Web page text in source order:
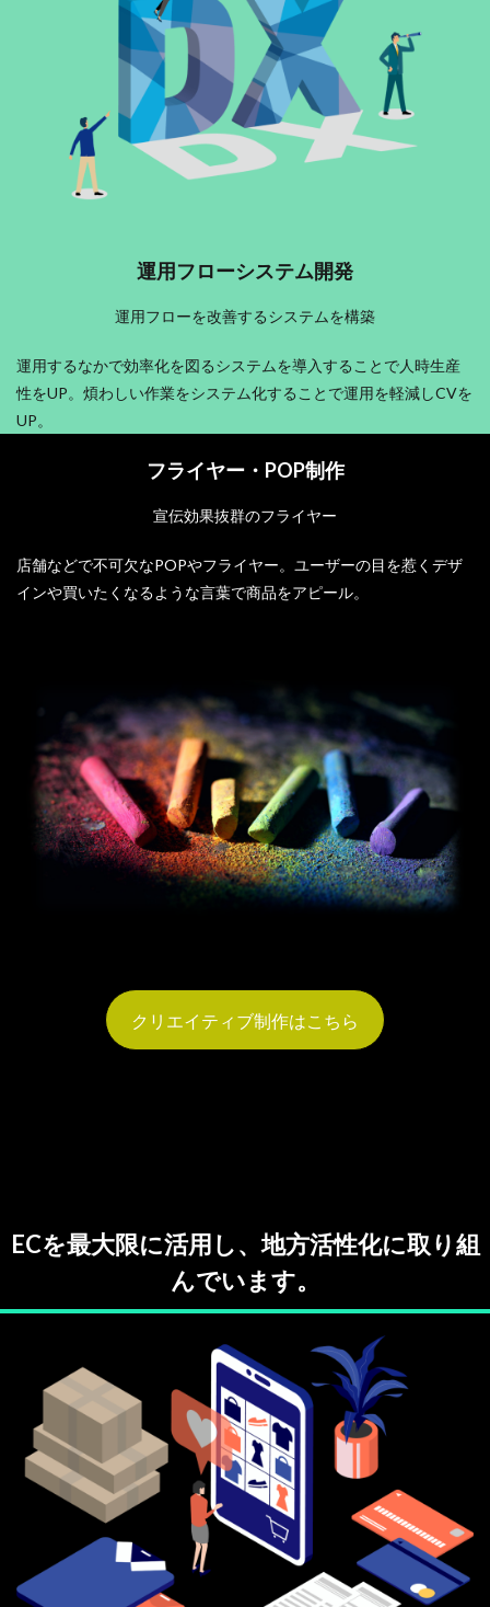
運用フローシステム開発
運用フローを改善するシステムを構築
運用するなかで効率化を図るシステムを導入することで人時生産
性をUP。煩わしい作業をシステム化することで運用を軽減しCVを
UP。
フライヤー・POP制作
宣伝効果抜群のフライヤー
店舗などで不可欠なPOPやフライヤー。ユーザーの目を惹くデザ
インや買いたくなるような言葉で商品をアピール。
クリエイティブ制作はこちら
ECを最大限に活用し、地方活性化に取り組
んでいます。